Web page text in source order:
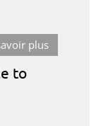
plus
to